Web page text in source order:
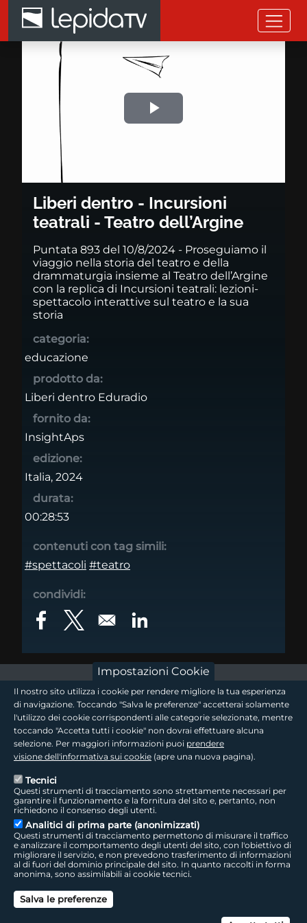
Salta al contenuto principale
Liberi dentro - Incursioni
Riprodurre
video
Liberi dentro - Incursioni
teatrali - Teatro dell’Argine
Puntata 893 del 10/8/2024 - Proseguiamo il
viaggio nella storia del teatro e della
drammaturgia insieme al Teatro dell’Argine
con la replica di Incursioni teatrali: lezioni-
spettacolo interattive sul teatro e la sua
storia
categoria:
educazione
prodotto da:
Liberi dentro Eduradio
fornito da:
InsightAps
edizione:
Italia, 2024
durata:
00:28:53
contenuti con tag simili:
#spettacoli #teatro
condividi:
Opens in a new window
Opens in a new windowOpens in a new window
footer - sezione logo 1
footer - sezione logo2
footer - sezione colophon
Sede Legale: Via della Liberazione, 15 - 40128 Bologna BO
Capitale Sociale interamente versato ad oggi: € 69.881.000,00 | P.IVA/C.F.
footer - sezione link utili
Seguici sui social
LepidaTV | Accessibilità | Cookie | Privacy | Social Media Policy
Impostazioni Cookie
Il nostro sito utilizza i cookie per rendere migliore la tua esperienza
di navigazione. Toccando "Salva le preferenze" accetterai solamente
l'utilizzo dei cookie corrispondenti alle categorie selezionate, mentre
toccando "Accetta tutti i cookie" non dovrai effettuare alcuna
selezione. Per maggiori informazioni puoi prendere
visione dell'informativa sui cookie (apre una nuova pagina).
Tecnici
Questi strumenti di tracciamento sono strettamente necessari per
garantire il funzionamento e la fornitura del sito e, pertanto, non
richiedono il consenso degli utenti.
Analitici di prima parte (anonimizzati)
Questi strumenti di tracciamento permettono di misurare il traffico
e analizzare il comportamento degli utenti del sito, con l'obiettivo di
migliorare il servizio, e non prevedono trasferimento di informazioni
al di fuori del dominio principale del sito. In quanto raccolti in forma
anonima, sono assimilabili ai cookie tecnici.
Salva le preferenze